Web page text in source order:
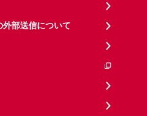
部送信について